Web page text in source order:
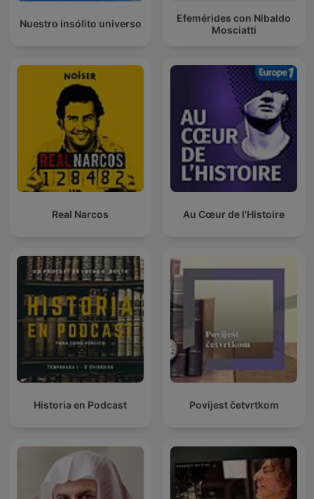
Nuestro insólito universo
Efemérides con Nibaldo
Mosciatti
Real Narcos Au Cœur de l'Histoire
Historia en Podcast Povijest četvrtkom